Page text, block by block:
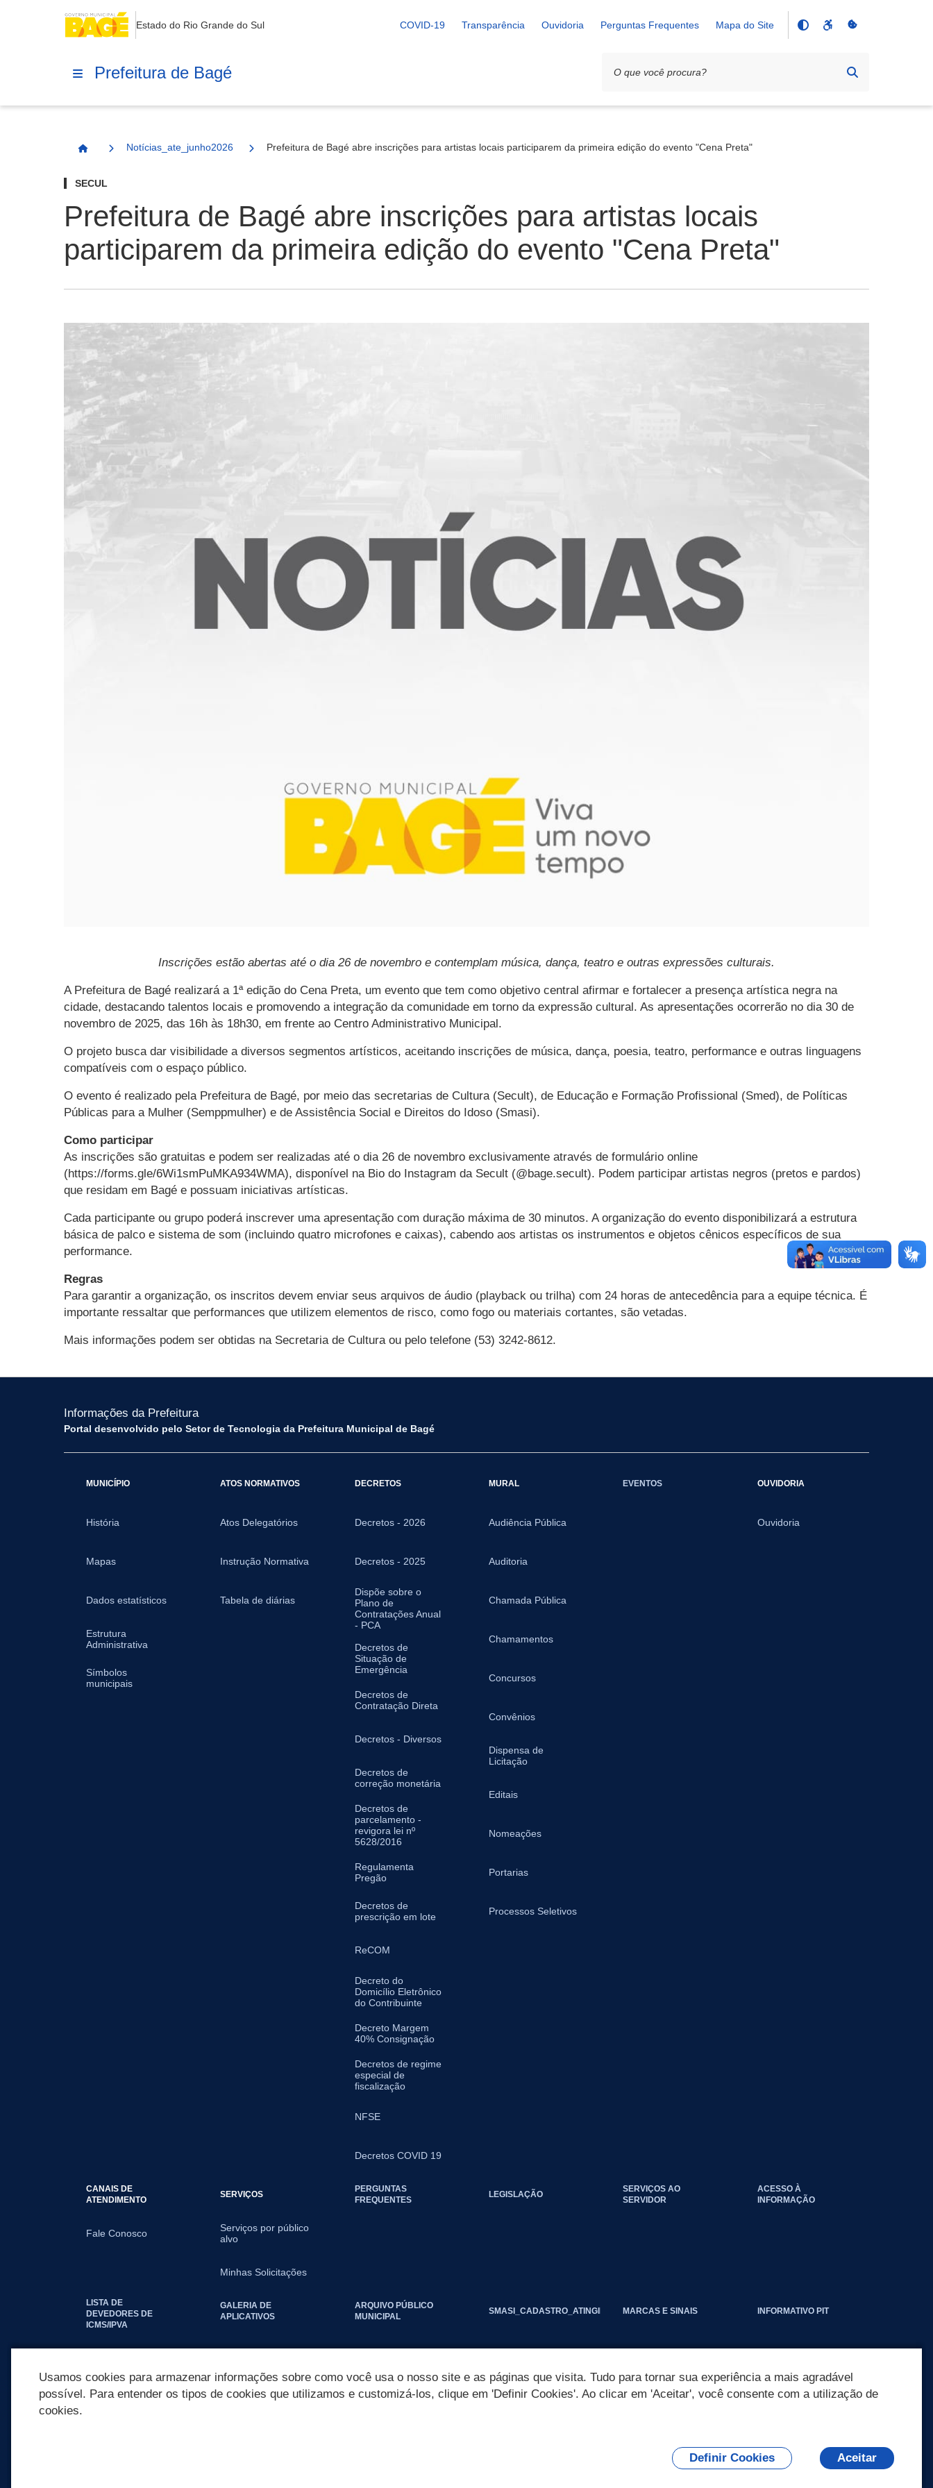
Estado do Rio Grande do Sul COVID-19 Transparência Ouvidoria Perguntas Frequentes Mapa do Site
Prefeitura de Bagé
Página Inicial
Notícias_ate_junho2026 Prefeitura de Bagé abre inscrições para artistas locais participarem da primeira edição do evento "Cena Preta"
SECUL
Prefeitura de Bagé abre inscrições para artistas locais
participarem da primeira edição do evento "Cena Preta"
Inscrições estão abertas até o dia 26 de novembro e contemplam música, dança, teatro e outras expressões culturais.
A Prefeitura de Bagé realizará a 1ª edição do Cena Preta, um evento que tem como objetivo central afirmar e fortalecer a presença artística negra na
cidade, destacando talentos locais e promovendo a integração da comunidade em torno da expressão cultural. As apresentações ocorrerão no dia 30 de
novembro de 2025, das 16h às 18h30, em frente ao Centro Administrativo Municipal.
O projeto busca dar visibilidade a diversos segmentos artísticos, aceitando inscrições de música, dança, poesia, teatro, performance e outras linguagens
compatíveis com o espaço público.
O evento é realizado pela Prefeitura de Bagé, por meio das secretarias de Cultura (Secult), de Educação e Formação Profissional (Smed), de Políticas
Públicas para a Mulher (Semppmulher) e de Assistência Social e Direitos do Idoso (Smasi).
Como participar
As inscrições são gratuitas e podem ser realizadas até o dia 26 de novembro exclusivamente através de formulário online
(https://forms.gle/6Wi1smPuMKA934WMA), disponível na Bio do Instagram da Secult (@bage.secult). Podem participar artistas negros (pretos e pardos)
que residam em Bagé e possuam iniciativas artísticas.
Cada participante ou grupo poderá inscrever uma apresentação com duração máxima de 30 minutos. A organização do evento disponibilizará a estrutura
básica de palco e sistema de som (incluindo quatro microfones e caixas), cabendo aos artistas os instrumentos e objetos cênicos específicos de sua
performance.
Regras
Para garantir a organização, os inscritos devem enviar seus arquivos de áudio (playback ou trilha) com 24 horas de antecedência para a equipe técnica. É
importante ressaltar que performances que utilizem elementos de risco, como fogo ou materiais cortantes, são vetadas.
Mais informações podem ser obtidas na Secretaria de Cultura ou pelo telefone (53) 3242-8612.
Informações da Prefeitura
Portal desenvolvido pelo Setor de Tecnologia da Prefeitura Municipal de Bagé
MUNICÍPIO
História
Mapas
Dados estatísticos
Estrutura
Administrativa
Símbolos
municipais
ATOS NORMATIVOS
Atos Delegatórios
Instrução Normativa
Tabela de diárias
DECRETOS
Decretos - 2026
Decretos - 2025
Dispõe sobre o
Plano de
Contratações Anual
- PCA
Decretos de
Situação de
Emergência
Decretos de
Contratação Direta
Decretos - Diversos
Decretos de
correção monetária
Decretos de
parcelamento -
revigora lei nº
5628/2016
Regulamenta
Pregão
Decretos de
prescrição em lote
ReCOM
Decreto do
Domicílio Eletrônico
do Contribuinte
Decreto Margem
40% Consignação
Decretos de regime
especial de
fiscalização
NFSE
Decretos COVID 19
MURAL
Audiência Pública
Auditoria
Chamada Pública
Chamamentos
Concursos
Convênios
Dispensa de
Licitação
Editais
Nomeações
Portarias
Processos Seletivos
EVENTOS OUVIDORIA
Ouvidoria
CANAIS DE
ATENDIMENTO
Fale Conosco
SERVIÇOS
Serviços por público
alvo
Minhas Solicitações
PERGUNTAS
FREQUENTES
LEGISLAÇÃO
SERVIÇOS AO
SERVIDOR
ACESSO À
INFORMAÇÃO
LISTA DE
DEVEDORES DE
ICMS/IPVA
GALERIA DE
APLICATIVOS
ARQUIVO PÚBLICO
MUNICIPAL
SMASI_CADASTRO_ATINGIDOS_EVENTOS_CLIMATICOS
MARCAS E SINAIS INFORMATIVO PIT
Usamos cookies para armazenar informações sobre como você usa o nosso site e as páginas que visita. Tudo para tornar sua experiência a mais agradável
possível. Para entender os tipos de cookies que utilizamos e customizá-los, clique em 'Definir Cookies'. Ao clicar em 'Aceitar', você consente com a utilização de
cookies.
Definir Cookies Aceitar